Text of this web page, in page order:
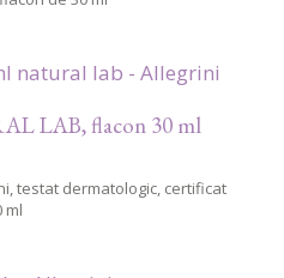
LAB, flacon 30 ml
testat dermatologic, certificat
ml